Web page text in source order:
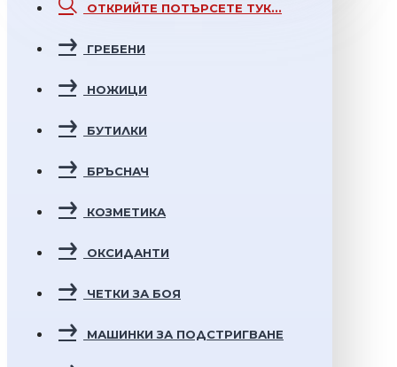
ОТКРИЙТЕ ПОТЪРСЕТЕ ТУК...
ГРЕБЕНИ
НОЖИЦИ
БУТИЛКИ
БРЪСНАЧ
КОЗМЕТИКА
ОКСИДАНТИ
ЧЕТКИ ЗА БОЯ
МАШИНКИ ЗА ПОДСТРИГВАНЕ